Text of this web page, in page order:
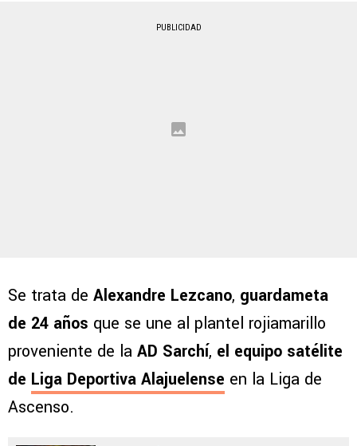
PUBLICIDAD
Se trata de Alexandre Lezcano, guardameta
de 24 años que se une al plantel rojiamarillo
proveniente de la AD Sarchí, el equipo satélite
de Liga Deportiva Alajuelense en la Liga de
Ascenso.